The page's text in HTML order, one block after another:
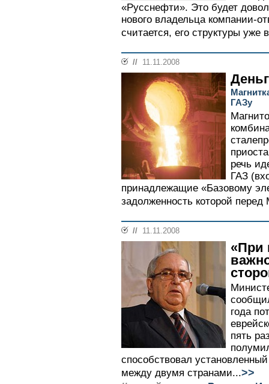
«Русснефти». Это будет
нового владельца компании-
считается, его структуры
// 11.11.2008
ГАЗу
речь
ГАЗ
принадлежащие «Базовому
задолженность которой
// 11.11.2008
«При
года
пять
способствовал
между двумя странами...>>